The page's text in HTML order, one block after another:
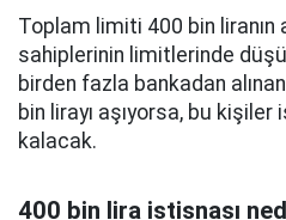
Toplam limiti 400 bin liranın
sahiplerinin limitlerinde
birden fazla bankadan
bin lirayı aşıyorsa, bu kişiler
kalacak.
400 bin lira istisnası